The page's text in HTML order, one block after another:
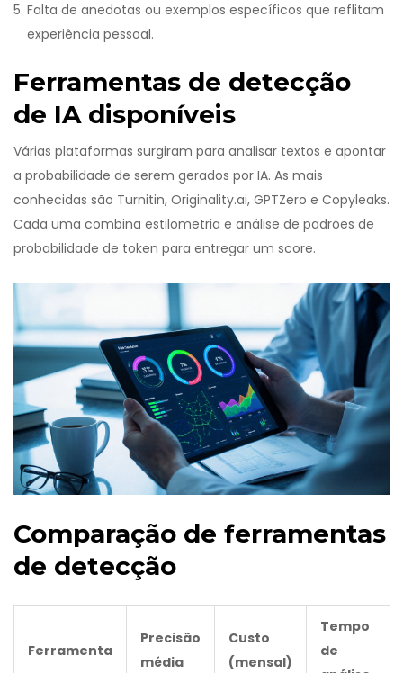
Falta de anedotas ou exemplos específicos que reflitam
experiência pessoal.
Ferramentas de detecção
de IA disponíveis
Várias plataformas surgiram para analisar textos e apontar
a probabilidade de serem gerados por IA. As mais
conhecidas são Turnitin, Originality.ai, GPTZero e Copyleaks.
Cada uma combina estilometria e análise de padrões de
probabilidade de token para entregar um score.
Comparação de ferramentas
de detecção
Ferramenta
Precisão
média
Custo
(mensal)
Tempo
de